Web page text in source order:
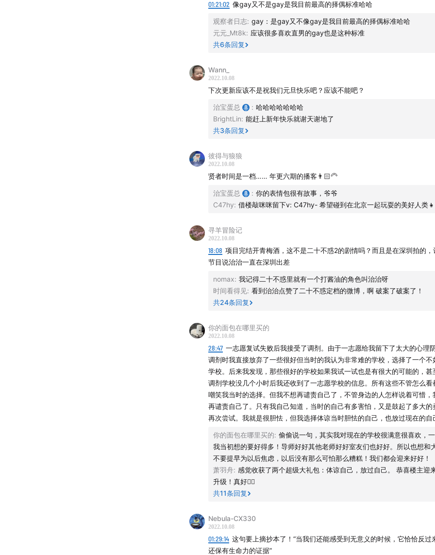
All music credits to:
Amedeo Tommasi - Ariete
Arawak - Accadde a tutti noi
01:21:02 像gay又不是gay是我目前最高的择偶标准哈哈
观察者日志: gay：是gay又不像gay是我目前最高的择偶标准哈哈
元元_Mt8k: 应该很多喜欢直男的gay也是这种标准
共6条回复
Wann_
2022.10.08
下次更新应该不是祝我们元旦快乐吧？应该不能吧？
治宝蛋总 : 哈哈哈哈哈哈哈
BrightLin: 能赶上新年快乐就谢天谢地了
共3条回复
彼得与狼狼
2022.10.08
贤者时间是一档…… 年更六期的播客👨🏻‍🦳
治宝蛋总 : 你的表情包很有故事，爷爷
C47hy: 借楼敲咪咪留下v: C47hy- 希望碰到在北京一起玩耍的美好人类👧
寻羊冒险记
2022.10.08
18:08 项目完结开青梅酒，这不是二十不惑2的剧情吗？而且是在深圳拍的，
节目说治治一直在深圳出差
nomax: 我记得二十不惑里就有一个打酱油的角色叫治治呀
时间看得见: 看到治治点赞了二十不惑定档的微博，啊 破案了破案了！
共24条回复
你的面包在哪里买的
2022.10.08
28:47 一志愿复试失败后我接受了调剂。由于一志愿给我留下了太大的心理
调剂时我直接放弃了一些很好但当时的我认为非常难的学校，选择了一个不
学校。后来我发现，那些很好的学校如果我试一试也是有很大的可能的，甚
调剂学校没几个小时后我还收到了一志愿学校的信息。所有这些不管怎么看
嘲笑我当时的选择。但我不想再谴责自己了，不管身边的人怎样说着可惜，
再谴责自己了。只有我自己知道，当时的自己有多害怕，又是鼓起了多大的
再次尝试。我就是很胆怯，但我选择体谅当时胆怯的自己，也放过现在的自
你的面包在哪里买的: 偷偷说一句，其实我对现在的学校很满意很喜欢，
我当初想的要好得多！导师好好其他老师好好室友们也好好。所以也想和
不要提早为以后焦虑，以后没有那么可怕那么糟糕！我们都会迎来好好！
萧羽舟: 感觉收获了两个超级大礼包：体谅自己，放过自己。 恭喜楼主迎
升级！真好👍🏻
共11条回复
Nebula-CX330
2022.10.08
01:29:14
还保有生命力的证据”